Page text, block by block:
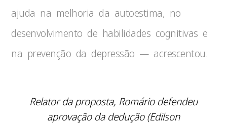
ajuda na melhoria da autoestima, no
desenvolvimento de habilidades cognitivas e
na prevenção da depressão — acrescentou.
Relator da proposta, Romário defendeu
aprovação da dedução(Edilson